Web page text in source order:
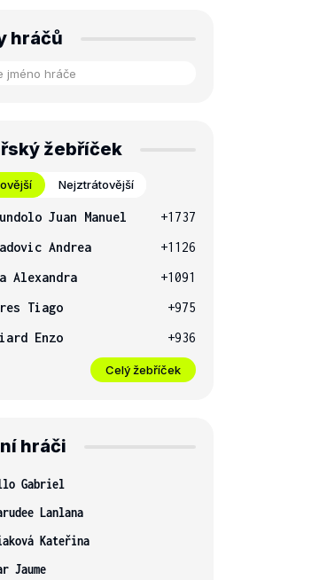
hráčů
žebříček
Nejztrátovější
Juan Manuel
+1737
Andrea
+1126
Alexandra
+1091
Tiago
+975
Enzo
+936
Celý žebříček
hráči
Gabriel
Lanlana
Kateřina
Jaume